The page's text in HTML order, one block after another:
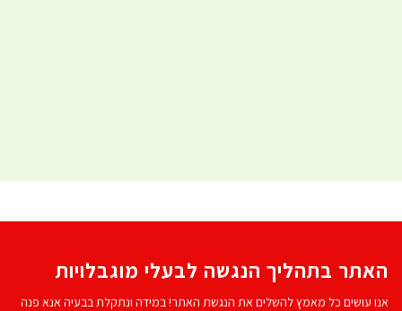
האתר בתהליך הנגשה לבעלי מוגבלויות
אנו עושים כל מאמץ להשלים את הנגשת האתר! במידה ונתקלת בבעיה אנא פנה